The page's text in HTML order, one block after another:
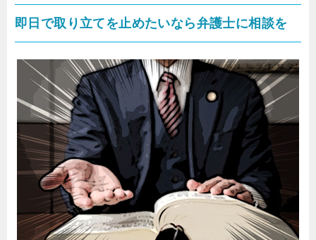
即日で取り立てを止めたいなら弁護士に相談を